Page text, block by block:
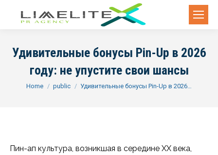
Удивительные бонусы Pin-Up в 2026
году: не упустите свои шансы
You are here:
Home public Удивительные бонусы Pin-Up в 2026…
Пин-ап культура, возникшая в середине XX века,